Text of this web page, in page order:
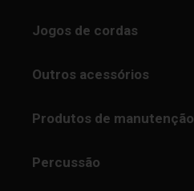
Jogos de cordas
Outros acessórios
Produtos de manutenção
Percussão